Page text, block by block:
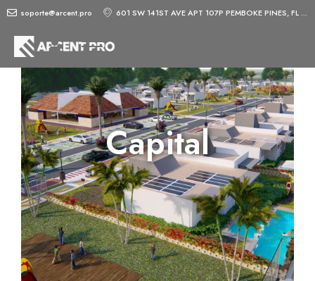
soporte@arcent.pro 601 SW 141ST AVE APT 107P PEMBOKE PINES, FL 33027-1517
Capital